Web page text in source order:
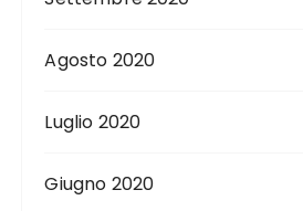
Agosto 2020
Luglio 2020
Giugno 2020